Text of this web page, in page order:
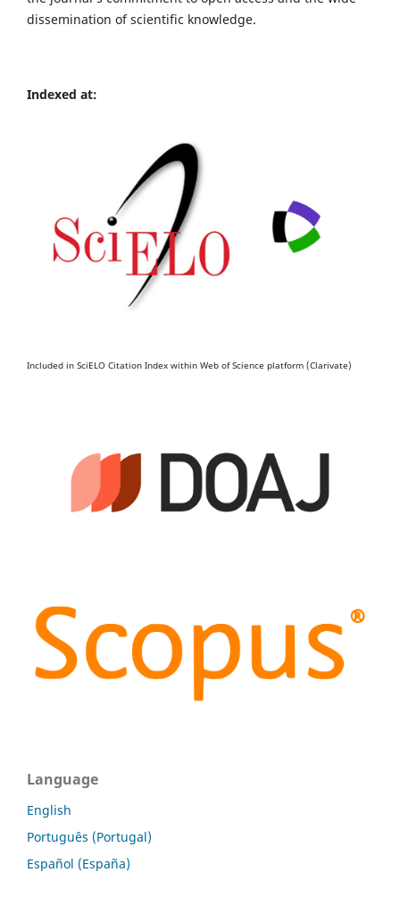
dissemination of scientific knowledge.
Indexed at:
Included in SciELO Citation Index within Web of Science platform (Clarivate)
Language
English
Português (Portugal)
Español (España)